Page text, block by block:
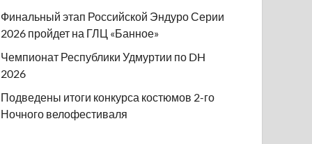
Финальный этап Российской Эндуро Серии
2026 пройдет на ГЛЦ «Банное»
Чемпионат Республики Удмуртии по DH
2026
Подведены итоги конкурса костюмов 2-го
Ночного велофестиваля